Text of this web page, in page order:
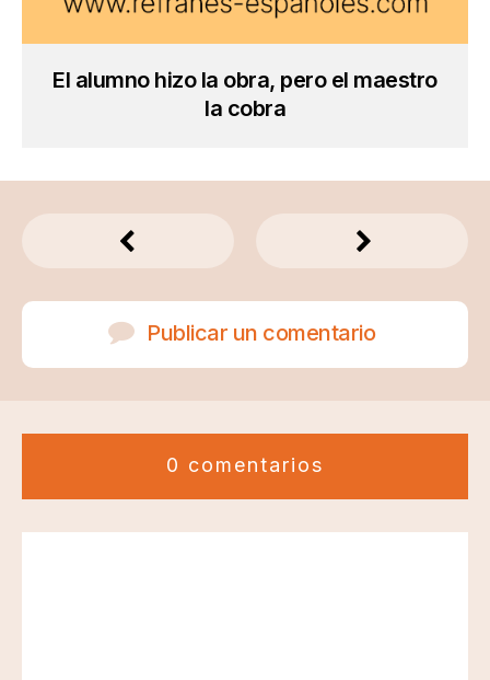
El alumno hizo la obra, pero el maestro
la cobra
Publicar un comentario
0 comentarios